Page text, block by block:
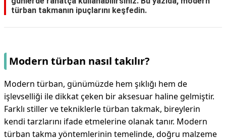
türban takmanın ipuçlarını keşfedin.
Modern türban nasıl takılır?
Modern türban, günümüzde hem şıklığı hem de
işlevselliği ile dikkat çeken bir aksesuar haline gelmiştir.
Farklı stiller ve tekniklerle türban takmak, bireylerin
kendi tarzlarını ifade etmelerine olanak tanır. Modern
türban takma yöntemlerinin temelinde, doğru malzeme